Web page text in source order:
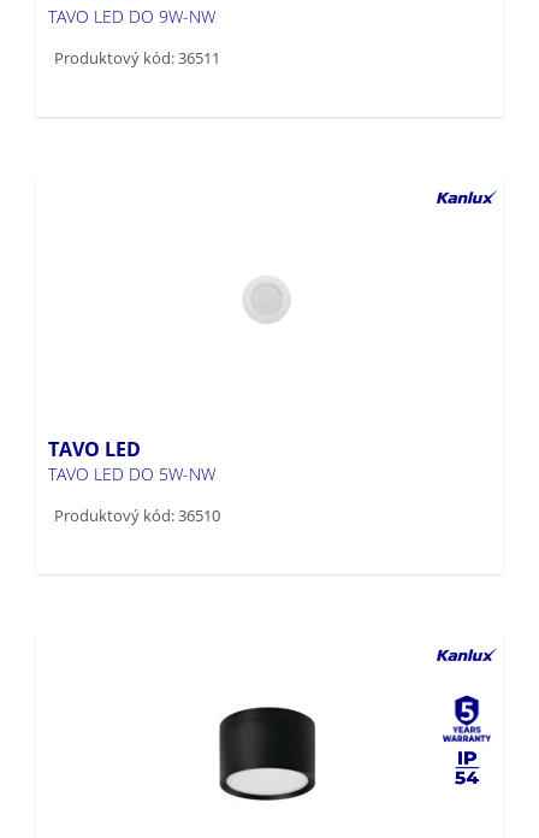
TAVO LED DO 9W-NW
Produktový kód: 36511
TAVO LED
TAVO LED DO 5W-NW
Produktový kód: 36510